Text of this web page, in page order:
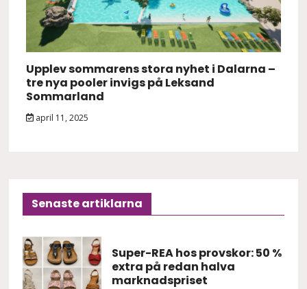
Upplev sommarens stora nyhet i Dalarna –
tre nya pooler invigs på Leksand
Sommarland
april 11, 2025
Senaste artiklarna
Super-REA hos provskor: 50 %
extra på redan halva
marknadspriset